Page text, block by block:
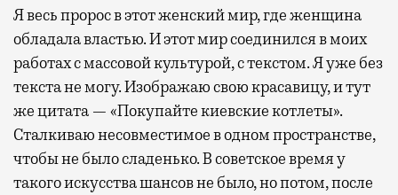
Я весь пророс в этот женский мир, где женщина
обладала властью. И этот мир соединился в моих
работах с массовой культурой, с текстом. Я уже без
текста не могу. Изображаю свою красавицу, и тут
же цитата — «Покупайте киевские котлеты».
Сталкиваю несовместимое в одном пространстве,
чтобы не было сладенько. В советское время у
такого искусства шансов не было, но потом, после